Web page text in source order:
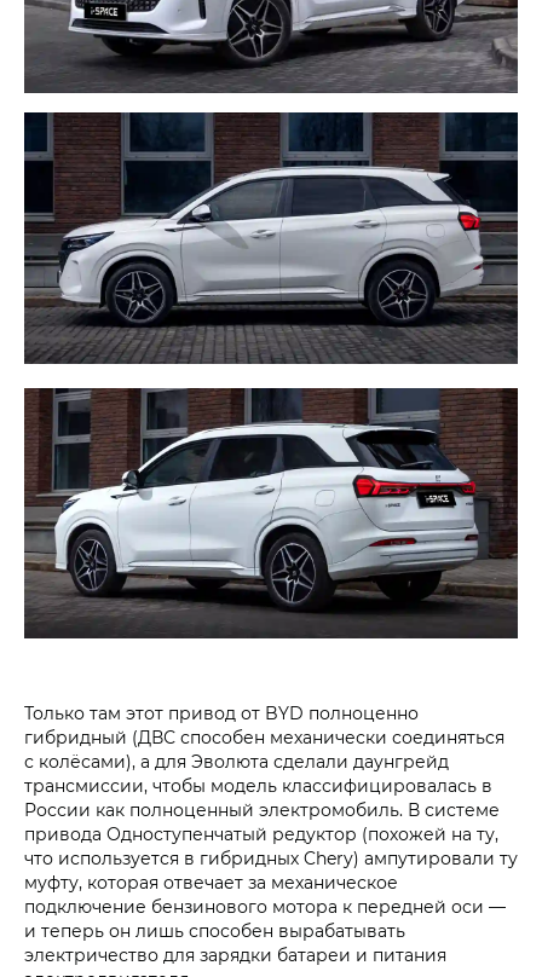
Только там этот привод от BYD полноценно
гибридный (ДВС способен механически соединяться
с колёсами), а для Эволюта сделали даунгрейд
трансмиссии, чтобы модель классифицировалась в
России как полноценный электромобиль. В системе
привода Одноступенчатый редуктор (похожей на ту,
что используется в гибридных Chery) ампутировали ту
муфту, которая отвечает за механическое
подключение бензинового мотора к передней оси —
и теперь он лишь способен вырабатывать
электричество для зарядки батареи и питания